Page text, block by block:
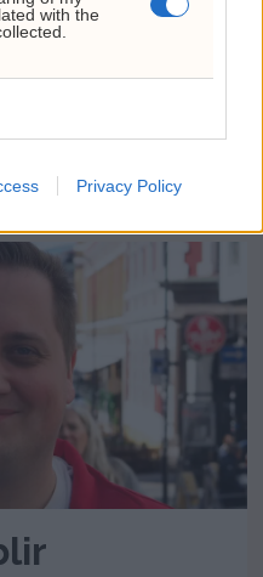
with the
Privacy Policy
podkast –
Kristjánsson